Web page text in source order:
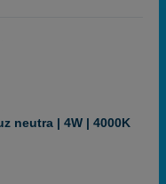
neutra | 4W | 4000K